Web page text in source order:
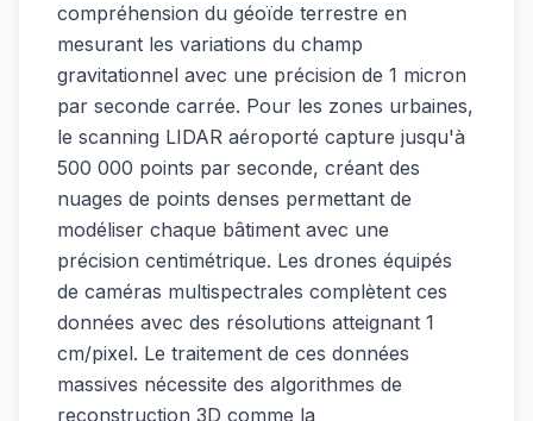
compréhension du géoïde terrestre en
mesurant les variations du champ
gravitationnel avec une précision de 1 micron
par seconde carrée. Pour les zones urbaines,
le scanning LIDAR aéroporté capture jusqu'à
500 000 points par seconde, créant des
nuages de points denses permettant de
modéliser chaque bâtiment avec une
précision centimétrique. Les drones équipés
de caméras multispectrales complètent ces
données avec des résolutions atteignant 1
cm/pixel. Le traitement de ces données
massives nécessite des algorithmes de
reconstruction 3D comme la